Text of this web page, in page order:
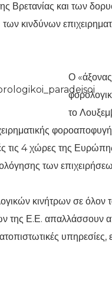
Βρετανίας και των
κινδύνων
Ο
το
τις 4 χώρες της
των
κινήτρων σε όλον
της Ε.Ε. απαλλάσσουν